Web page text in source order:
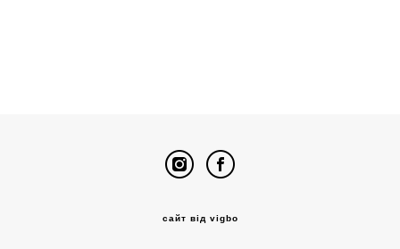
сайт від vigbo